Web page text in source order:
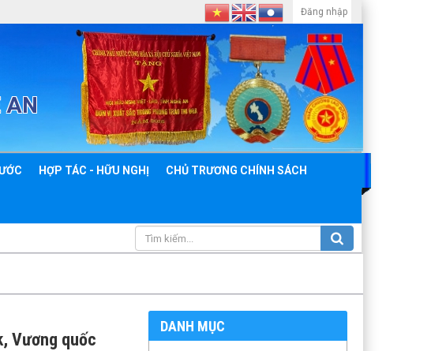
AN
HỢP TÁC - HỮU NGHỊ CHỦ TRƯƠNG CHÍNH SÁCH
Đăng nhập
Vương quốc
DANH MỤC